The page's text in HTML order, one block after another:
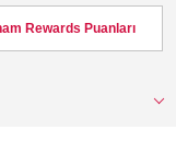
Rewards Puanları